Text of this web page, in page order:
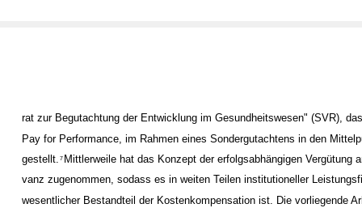
rat zur Begutachtung der Entwicklung im Gesundheitswesen" (SVR),
Pay for Performance, im Rahmen eines Sondergutachtens in den
gestellt. 7 Mittlerweile hat das Konzept der erfolgsabhängigen Vergütung
vanz zugenommen, sodass es in weiten Teilen institutioneller
wesentlicher Bestandteil der Kostenkompensation ist. Die vorliegende